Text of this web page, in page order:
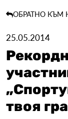
ОБРАТНО КЪМ
25.05.2014
твоя